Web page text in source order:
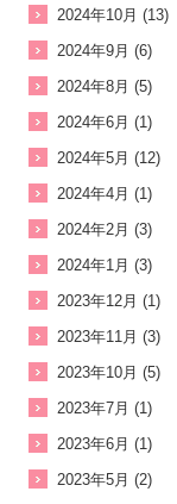
2024年10月 (13)
2024年9月 (6)
2024年8月 (5)
2024年6月 (1)
2024年5月 (12)
2024年4月 (1)
2024年2月 (3)
2024年1月 (3)
2023年12月 (1)
2023年11月 (3)
2023年10月 (5)
2023年7月 (1)
2023年6月 (1)
2023年5月 (2)